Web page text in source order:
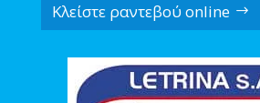
Κλείστε ραντεβού online